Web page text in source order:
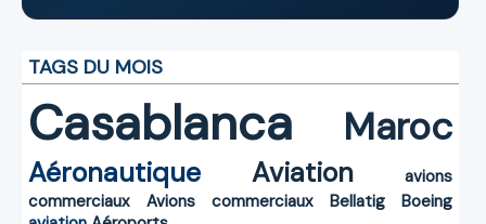
TAGS DU MOIS
Casablanca Maroc
Aéronautique Aviation
avions
commerciaux
Avions commerciaux Bellatig
Boeing